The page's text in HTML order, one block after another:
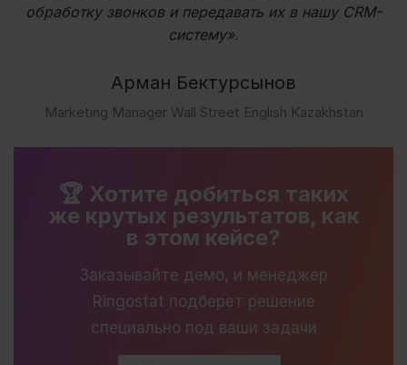
обработку звонков и передавать их в нашу CRM-
систему».
Арман Бектурсынов
Marketing Manager Wall Street English Kazakhstan
🏆 Хотите добиться таких
же крутых результатов, как
в этом кейсе?
Заказывайте демо, и менеджер
Ringostat подберет решение
специально под ваши задачи